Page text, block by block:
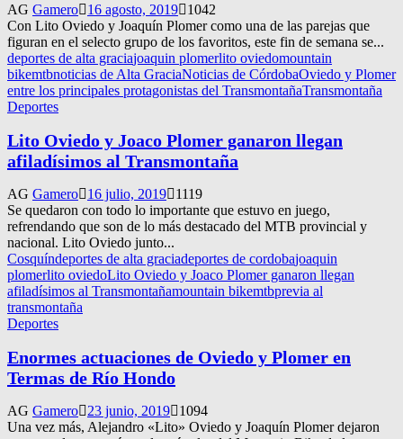
AG Gamero 16 agosto, 2019
1042
Con Lito Oviedo y Joaquín Plomer como una de las parejas que
figuran en el selecto grupo de los favoritos, este fin de semana se...
deportes de alta graciajoaquin plomerlito oviedomountain
bikemtbnoticias de Alta GraciaNoticias de CórdobaOviedo y Plomer
entre los principales protagonistas del TransmontañaTransmontaña
Deportes
Lito Oviedo y Joaco Plomer ganaron llegan
afiladísimos al Transmontaña
AG Gamero 16 julio, 2019
1119
Se quedaron con todo lo importante que estuvo en juego,
refrendando que son de lo más destacado del MTB provincial y
nacional. Lito Oviedo junto...
Cosquíndeportes de alta graciadeportes de cordobajoaquin
plomerlito oviedoLito Oviedo y Joaco Plomer ganaron llegan
afiladísimos al Transmontañamountain bikemtbprevia al
transmontaña
Deportes
Enormes actuaciones de Oviedo y Plomer en
Termas de Río Hondo
AG Gamero 23 junio, 2019
1094
Una vez más, Alejandro «Lito» Oviedo y Joaquín Plomer dejaron